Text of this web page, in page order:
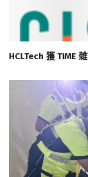
HCLTech 獲 TIME